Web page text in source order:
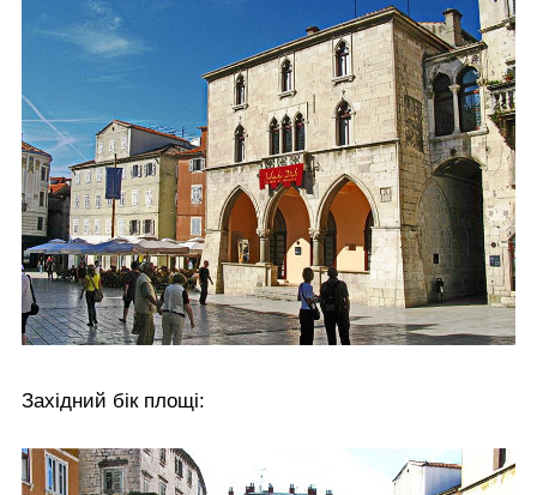
Західний бік площі: